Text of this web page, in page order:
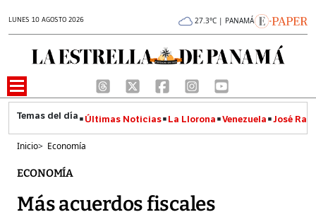
LUNES 10 AGOSTO 2026 27.3°C | PANAMÁ
Últimas Noticias La Llorona Venezuela José
Inicio> Economía
ECONOMÍA
Más acuerdos fiscales